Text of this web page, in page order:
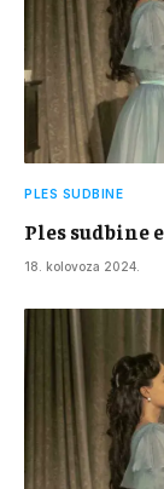
PLES SUDBINE
Ples sudbine
18. kolovoza 2024.